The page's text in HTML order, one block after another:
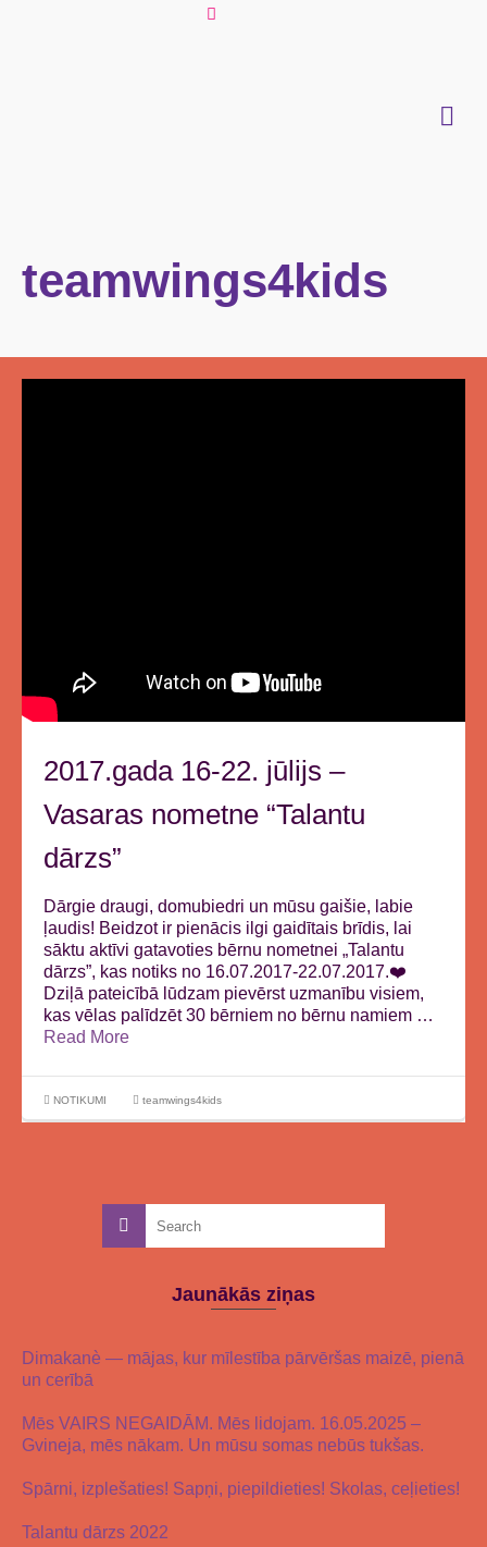
teamwings4kids
2017.gada 16-22. jūlijs –
Vasaras nometne “Talantu
dārzs”
Dārgie draugi, domubiedri un mūsu gaišie, labie
ļaudis! Beidzot ir pienācis ilgi gaidītais brīdis, lai
sāktu aktīvi gatavoties bērnu nometnei „Talantu
dārzs”, kas notiks no 16.07.2017-22.07.2017.❤️
Dziļā pateicībā lūdzam pievērst uzmanību visiem,
kas vēlas palīdzēt 30 bērniem no bērnu namiem …
Read More
NOTIKUMI teamwings4kids
Jaunākās ziņas
Dimakanè — mājas, kur mīlestība pārvēršas maizē, pienā
un cerībā
Mēs VAIRS NEGAIDĀM. Mēs lidojam. 16.05.2025 –
Gvineja, mēs nākam. Un mūsu somas nebūs tukšas.
Spārni, izplešaties! Sapņi, piepildieties! Skolas, ceļieties!
Talantu dārzs 2022